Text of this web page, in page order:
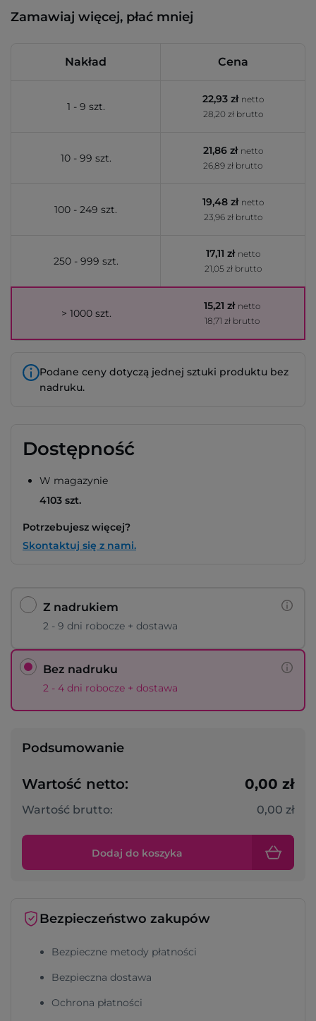
Zamawiaj więcej, płać mniej
Nakład Cena
1 - 9 szt.
22,93 zł netto
28,20 zł brutto
10 - 99 szt.
21,86 zł netto
26,89 zł brutto
100 - 249 szt.
19,48 zł netto
23,96 zł brutto
250 - 999 szt.
17,11 zł netto
21,05 zł brutto
> 1000 szt.
15,21 zł netto
18,71 zł brutto
Podane ceny dotyczą jednej sztuki produktu bez
nadruku.
Dostępność
W magazynie
4103 szt.
Potrzebujesz więcej?
Skontaktuj się z nami.
Z nadrukiem
2 - 9 dni robocze + dostawa
Bez nadruku
2 - 4 dni robocze + dostawa
Podsumowanie
Wartość netto: 0,00 zł
Wartość brutto: 0,00 zł
Dodaj do koszyka
Bezpieczeństwo zakupów
Bezpieczne metody płatności
Bezpieczna dostawa
Ochrona płatności